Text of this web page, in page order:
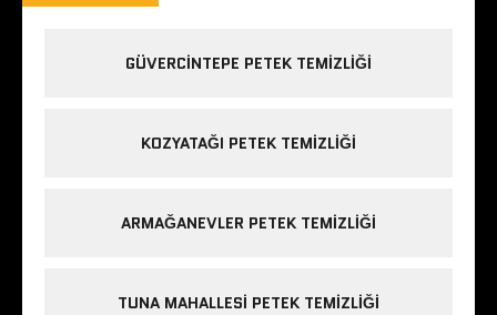
GÜVERCINTEPE PETEK TEMIZLIĞI
KOZYATAĞI PETEK TEMIZLIĞI
ARMAĞANEVLER PETEK TEMIZLIĞI
TUNA MAHALLESI PETEK TEMIZLIĞI